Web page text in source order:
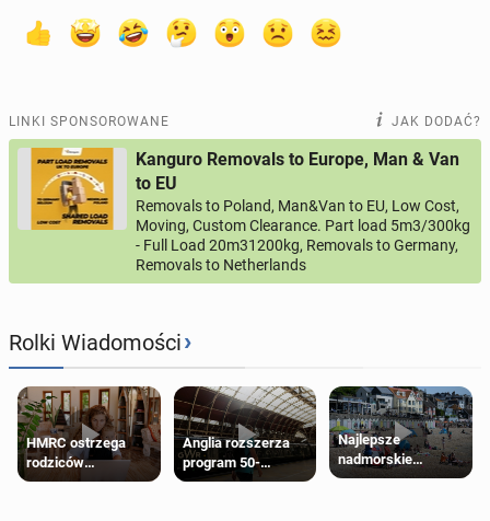
LINKI SPONSOROWANE JAK DODAĆ?
Kanguro Removals to Europe, Man & Van
to EU
Removals to Poland, Man&Van to EU, Low Cost,
Moving, Custom Clearance. Part load 5m3/300kg
- Full Load 20m31200kg, Removals to Germany,
Removals to Netherlands
Rolki Wiadomości›
HMRC ostrzega
rodziców
pobierających Child
Anglia rozszerza
program 50-
procentowych
Najlepsze
nadmorskie
miasteczko blisko